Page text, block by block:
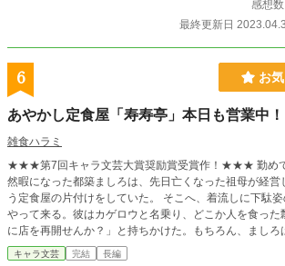
感想
最終更新日
6 お
あやかし定食屋「寿寿亭」本日も営業中！
雑食ハラミ
★★★第7回キャラ文芸大賞奨励賞受賞作！★★★ 勤めていた会社が倒産して突
然暇になった都築ましろは、先日亡くなった祖母が経
う定食屋の片付けをしていた。 そこへ、着流しに下駄姿の奇妙な男がぶらりと
やって来る。彼はカゲロウと名乗り、どこか人を食っ
に店を再開せんか？」と持ちかけた。もちろん、ましろ
が、その後も昭和テイストなおかっぱ少女がやって来て
と無理難題を言ったり奇妙なことばかり。 何と、カゲロウの正体は昔は神様だ
キャラ文芸 完結 長編